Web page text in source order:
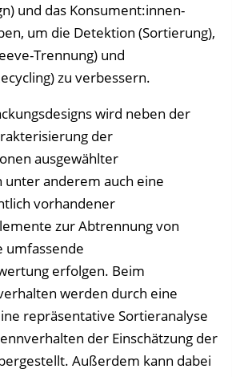
und das Konsument:innen-
um die Detektion (Sortierung),
Trennung) und
zu verbessern.
wird neben der
der
ausgewählter
anderem auch eine
vorhandener
zur Abtrennung von
umfassende
erfolgen. Beim
werden durch eine
repräsentative Sortieranalyse
der Einschätzung der
Außerdem kann dabei